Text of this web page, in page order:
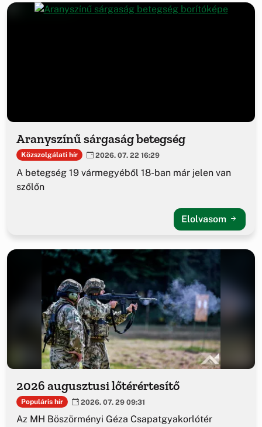
Aranyszínű sárgaság betegség
Közszolgálati hír 2026. 07. 22 16:29
A betegség 19 vármegyéből 18-ban már jelen van
szőlőn
Elolvasom
2026 augusztusi lőtérértesítő
Populáris hír 2026. 07. 29 09:31
Az MH Böszörményi Géza Csapatgyakorlótér